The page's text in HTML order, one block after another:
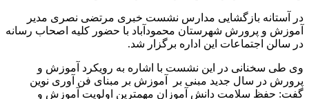
در آستانه بازگشایی مدارس نشست خبری مرتضی نصری مدیر
آموزش و پرورش شهرستان محمودآباد با حضور کلیه اصحاب رسانه
در سالن اجتماعات این اداره برگزار شد.
وی طی سخنانی در این نشست با اشاره به رویکرد آموزش و
پرورش در سال جدید مبنی بر آموزش بر مبنای فن آوری نوین
گفت: حفظ سلامت دانش آموزان مهمترین اولویت آموزش و